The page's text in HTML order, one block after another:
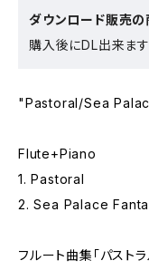
ダウンロード販売の
購入後にDL出来ま
"Pastoral/Sea
Flute+Piano
1. Pastoral
2. Sea Palace
フルート曲集「パスト